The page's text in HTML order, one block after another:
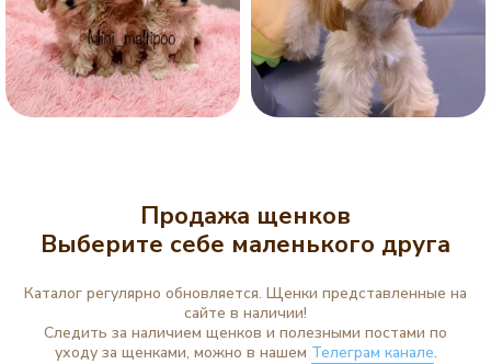
Продажа щенков
Выберите себе маленького друга
Каталог регулярно обновляется. Щенки представленные на
сайте в наличии!
Следить за наличием щенков и полезными постами по
уходу за щенками, можно в нашем Телеграм канале.